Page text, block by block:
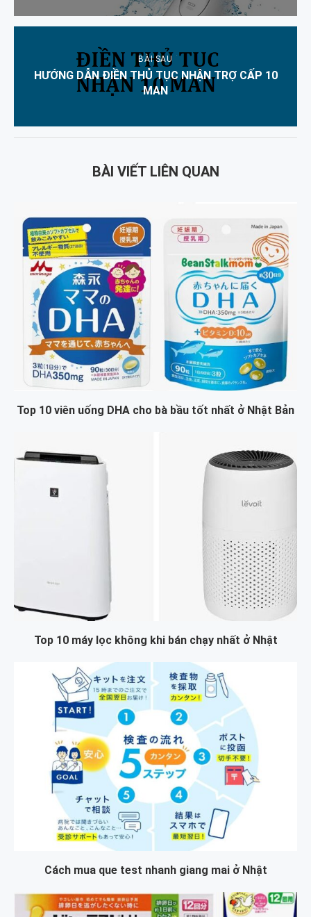
BÀI SAU
HƯỚNG DẪN ĐIỀN THỦ TỤC NHẬN TRỢ CẤP 10
MAN
BÀI VIẾT LIÊN QUAN
Top 10 viên uống DHA cho bà bầu tốt nhất ở Nhật Bản
Top 10 máy lọc không khi bán chạy nhất ở Nhật
Cách mua que test nhanh giang mai ở Nhật